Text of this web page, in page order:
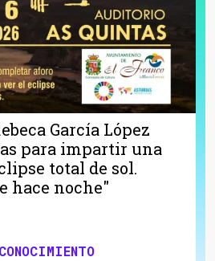
García López
para impartir una
total de sol.
hace noche"
CONOCIMIENTO